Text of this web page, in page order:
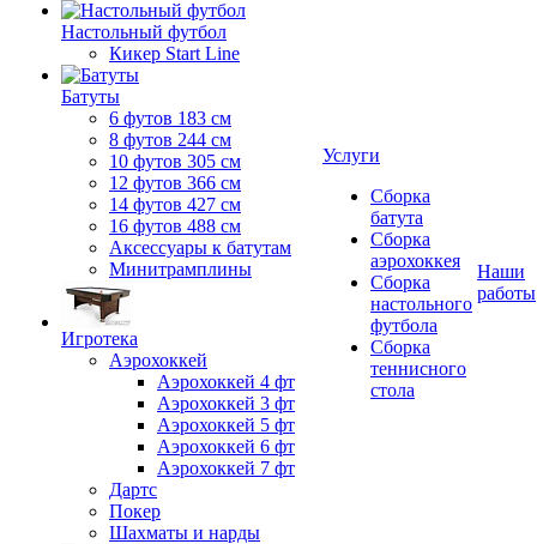
Настольный футбол
Кикер Start Line
Батуты
6 футов 183 см
8 футов 244 см
10 футов 305 см
12 футов 366 см
14 футов 427 см
16 футов 488 см
Аксессуары к батутам
Минитрамплины
Игротека
Аэрохоккей
Аэрохоккей 4 фт
Аэрохоккей 3 фт
Аэрохоккей 5 фт
Аэрохоккей 6 фт
Аэрохоккей 7 фт
Дартс
Покер
Шахматы и нарды
Услуги
Сборка
батута
Сборка
аэрохоккея
Сборка
настольного
футбола
Сборка
теннисного
стола
Наши
работы